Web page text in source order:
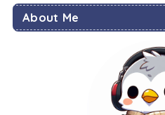
About Me